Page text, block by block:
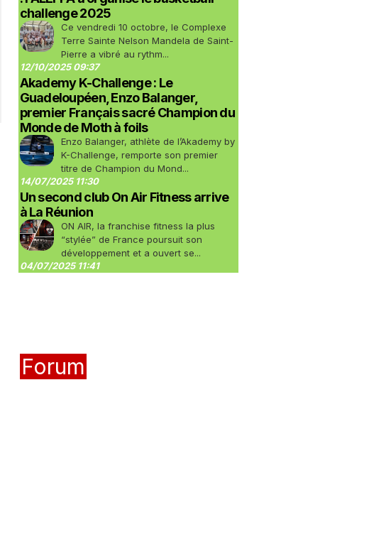
challenge 2025
Ce vendredi 10 octobre, le Complexe
Terre Sainte Nelson Mandela de Saint-
Pierre a vibré au rythm...
12/10/2025 09:37
Akademy K-Challenge : Le
Guadeloupéen, Enzo Balanger,
premier Français sacré Champion du
Monde de Moth à foils
Enzo Balanger, athlète de l’Akademy by
K-Challenge, remporte son premier
titre de Champion du Mond...
14/07/2025 11:30
Un second club On Air Fitness arrive
à La Réunion
ON AIR, la franchise fitness la plus
“stylée” de France poursuit son
développement et a ouvert se...
04/07/2025 11:41
Forum